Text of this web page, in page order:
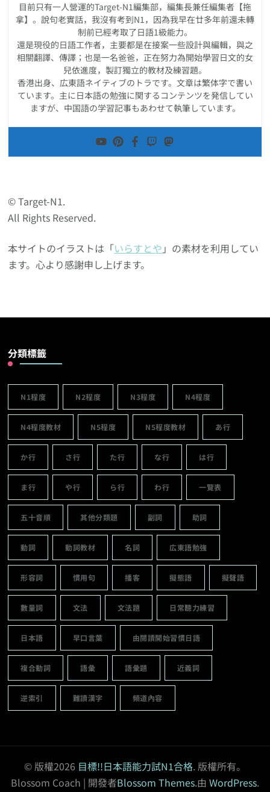
目前只有一人營運的Target-N1編集部，編集長兼任編集者【拖
拿】。說句老實話，我沒有考到N1，因為我早在廿多年前還未轉
制前已經考取了日語1級能力。
還是現役的日語工作者，主要都是在接案一些設計與編輯，與之
相關翻譯、傳譯；也是一名爸爸，正在努力為開始學習日文的女
兒依進度，製訂獨立的教材及練習題。
香港出身、広東語ネイティブのトラです。文章は繁体字で書い
ています。主に日本語の勉強に関するコンテンツを発信してい
ますが、中国語の学習記事もあわせて執筆しています。
© Target-N1.
All Rights Reserved.
本サイトのイラストは「いらすとや 」の素材を利用してい
ます。心より感謝申し上げます。
分類標籤
N1程度 N2程度 N3程度 N4程度
N4程度教材 N5程度 N5程度教材 あ行
か行 さ行 た行 な行 は行
ま行 や行 ら行 わ行 一覽表
五十音順 其他分類題 副詞 助詞
動詞 動詞教材 名詞 広東語勉強
形容詞 慣用句 播客 擬態語 擬聲語
數量詞 文法 文法題 日常聽力練習
日本語 早口言葉 由閱讀開始習慣日語
複合動詞 語彙 語彙題 近義詞
逆索引 難讀漢字 頻道內容
© 版權2026 目標!!日本語能力試N1合格. 版權所有。
Blossom Coach | 開發者Blossom Themes.由 WordPress.